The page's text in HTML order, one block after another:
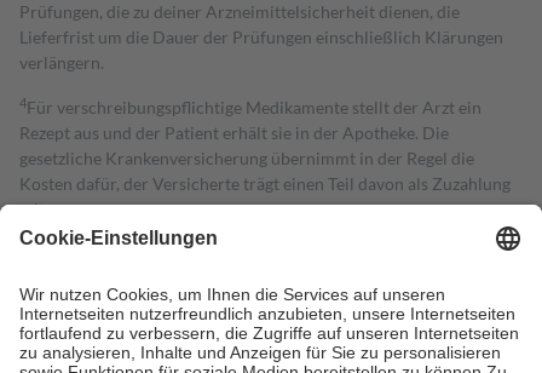
Prüfungen, die zu deiner Arzneimittelsicherheit dienen, die
Lieferfrist um die Dauer der Prüfungen einschließlich Klärungen
verlängern.
4Für verschreibungspflichtige Medikamente stellt der Arzt ein
Rezept aus und der Patient erhält sie in der Apotheke. Die
gesetzliche Krankenversicherung übernimmt in der Regel die
Kosten dafür, der Versicherte trägt einen Teil davon als Zuzahlung
mit.
Grundsätzlich leisten Mitglieder Zuzahlungen in Höhe von zehn
höchstens zehn Euro.
Es sind jedoch nie mehr als die tatsächlichen
Kosten der Leistung zu entrichten.
Diese Regeln gelten grundsätzlich auch für Online-Apotheken.
Bei Heilmitteln und häuslicher Krankenpflege beträgt die